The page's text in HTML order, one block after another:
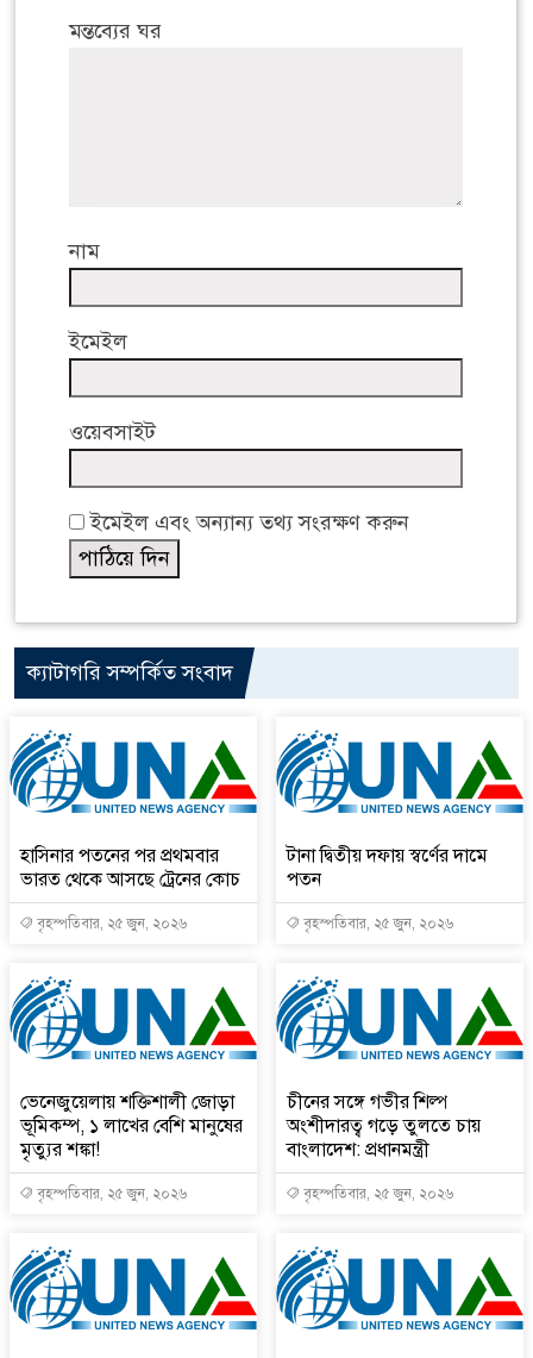
মন্তব্যের ঘর
নাম
ইমেইল
ওয়েবসাইট
ইমেইল এবং অন্যান্য তথ্য সংরক্ষণ করুন
ক্যাটাগরি সম্পর্কিত সংবাদ
হাসিনার পতনের পর প্রথমবার
ভারত থেকে আসছে ট্রেনের কোচ
বৃহস্পতিবার, ২৫ জুন, ২০২৬
টানা দ্বিতীয় দফায় স্বর্ণের দামে
পতন
বৃহস্পতিবার, ২৫ জুন, ২০২৬
ভেনেজুয়েলায় শক্তিশালী জোড়া
ভূমিকম্প, ১ লাখের বেশি মানুষের
মৃত্যুর শঙ্কা!
বৃহস্পতিবার, ২৫ জুন, ২০২৬
চীনের সঙ্গে গভীর শিল্প
অংশীদারত্ব গড়ে তুলতে চায়
বাংলাদেশ: প্রধানমন্ত্রী
বৃহস্পতিবার, ২৫ জুন, ২০২৬